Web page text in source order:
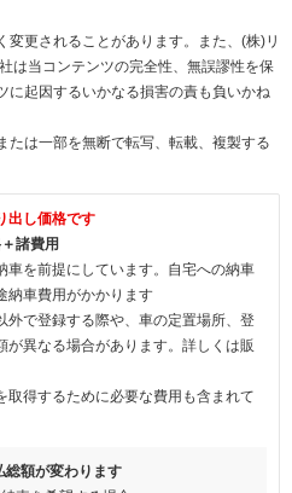
更されることがあります。また、(株)リ
は当コンテンツの完全性、無誤謬性を保
に起因するいかなる損害の責も負いかね
は一部を無断で転写、転載、複製する
出し価格です
諸費用
を前提にしています。自宅への納車
納車費用がかかります
で登録する際や、車の定置場所、登
が異なる場合があります。詳しくは販
得するために必要な費用も含まれて
総額が変わります